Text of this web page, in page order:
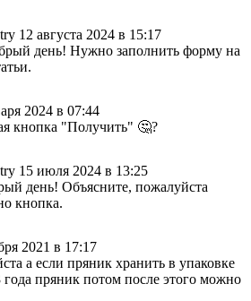
12 августа 2024 в 15:17
день! Нужно заполнить форму на
2024 в 07:44
кнопка "Получить" 🤔?
15 июля 2024 в 13:25
день! Объясните, пожалуйста
кнопка.
2021 в 17:17
а если пряник хранить в упаковке
года пряник потом после этого можно